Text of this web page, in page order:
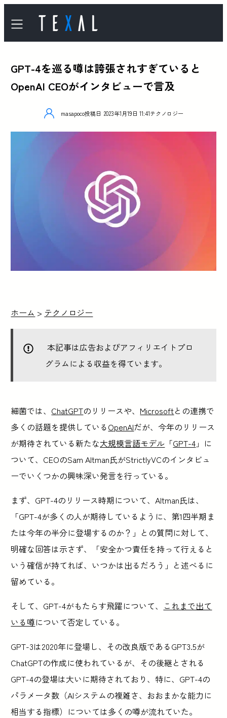
GPT-4を巡る噂は誇張されすぎていると
OpenAI CEOがインタビューで言及
masapoco投稿日 2023年1月19日 11:41テクノロジー
ホーム > テクノロジー
本記事は広告およびアフィリエイトプロ
グラムによる収益を得ています。
細菌では、 ChatGPTのリリースや、 Microsoftとの連携で
多くの話題を提供しているOpenAIだが、今年のリリース
が期待されている新たな大規模言語モデル 「GPT-4 」に
ついて、CEOのSam Altman氏がStrictlyVCのインタビュ
ーでいくつかの興味深い発言を行っている。
まず、GPT-4のリリース時期について、Altman氏は、
「GPT-4が多くの人が期待しているように、第1四半期ま
たは今年の半分に登場するのか？」との質問に対して、
明確な回答は示さず、「安全かつ責任を持って行えると
いう確信が持てれば、いつかは出るだろう」と述べるに
留めている。
そして、GPT-4がもたらす飛躍について、
これまで出て
いる噂について否定している。
GPT-3は2020年に登場し、その改良版であるGPT3.5が
ChatGPTの作成に使われているが、その後継とされる
GPT-4の登場は大いに期待されており、特に、GPT-4の
パラメータ数（AIシステムの複雑さ、おおまかな能力に
相当する指標）については多くの噂が流れていた。